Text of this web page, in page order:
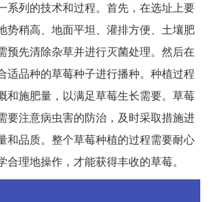
系列的技术和过程。首先，在选址上要
势稍高、地面平坦、灌排方便、土壤肥
预先清除杂草并进行灭菌处理。然后在
适品种的草莓种子进行播种。种植过程
和施肥量，以满足草莓生长需要。草莓
要注意病虫害的防治，及时采取措施进
和品质。整个草莓种植的过程需要耐心
合理地操作，才能获得丰收的草莓。